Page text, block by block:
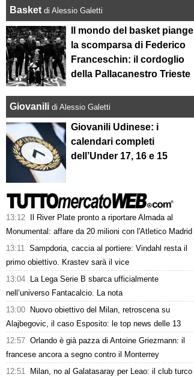
Basket di Alessio Galetti
Il mondo del basket piange
la scomparsa di Federico
Franceschin: il cordoglio
della Pallacanestro Trieste
Giovanili di Alessio Galetti
Giovanili Udinese: i
calendari completi
dell’Under 17, 16 e 15
13:12
Il River Plate pronto a riportare Almada al
Monumental: affare da 20 milioni con l'Atletico Madrid
13:11 Sampdoria, caccia al portiere: Vindahl resta il
primo obiettivo. Krastev sarà il vice
13:04
La Lega Serie B sbarca ufficialmente
nell’universo Fantacalcio. La nota
13:00
Nuovo obiettivo del Milan, retroscena su
Alajbegovic, il caso Esposito: le top news delle 13
12:57 Orlando è già pazza di Antoine Griezmann: il
francese ancora a segno contro il Monterrey
12:51
Milan, no al Galatasaray per Leao: il club turco